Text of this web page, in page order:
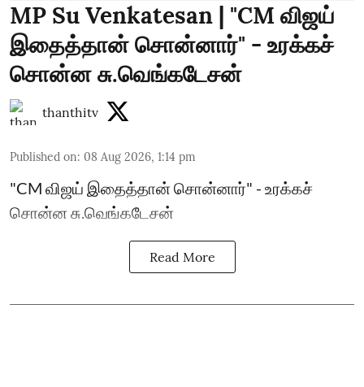
MP Su Venkatesan | "CM விஜய்
இதைத்தான் சொன்னார்" - உரக்கச்
சொன்ன சு.வெங்கடேசன்
thanthitv
Published on: 08 Aug 2026, 1:14 pm
"CM விஜய் இதைத்தான் சொன்னார்" - உரக்கச்
சொன்ன சு.வெங்கடேசன்
Read More